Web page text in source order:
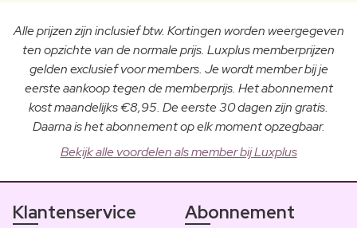
Alle prijzen zijn inclusief btw. Kortingen worden weergegeven
ten opzichte van de normale prijs. Luxplus memberprijzen
gelden exclusief voor members. Je wordt member bij je
eerste aankoop tegen de memberprijs. Het abonnement
kost maandelijks €8,95. De eerste 30 dagen zijn gratis.
Daarna is het abonnement op elk moment opzegbaar.
Bekijk alle voordelen als member bij Luxplus
Klantenservice Abonnement